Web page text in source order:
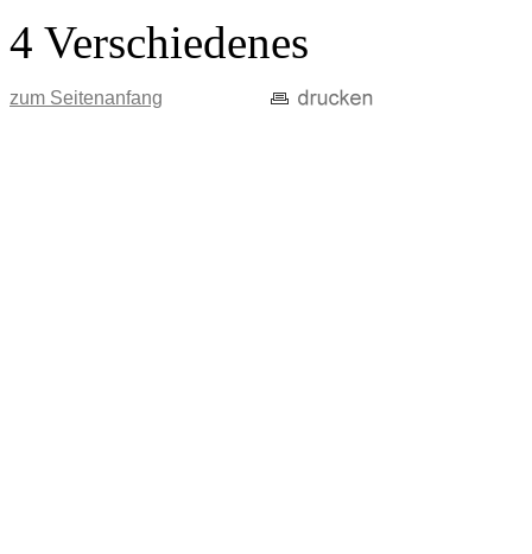
4 Verschiedenes
zum Seitenanfang